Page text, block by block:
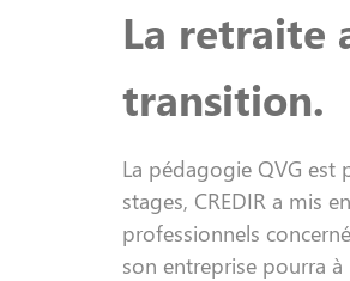
La retraite
transition.
La pédagogie QVG est
stages, CREDIR a mis
professionnels
son entreprise pourra